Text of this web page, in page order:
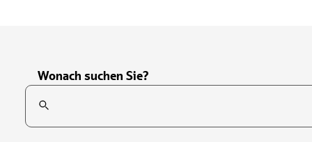
Wonach suchen Sie?
Suchfeld